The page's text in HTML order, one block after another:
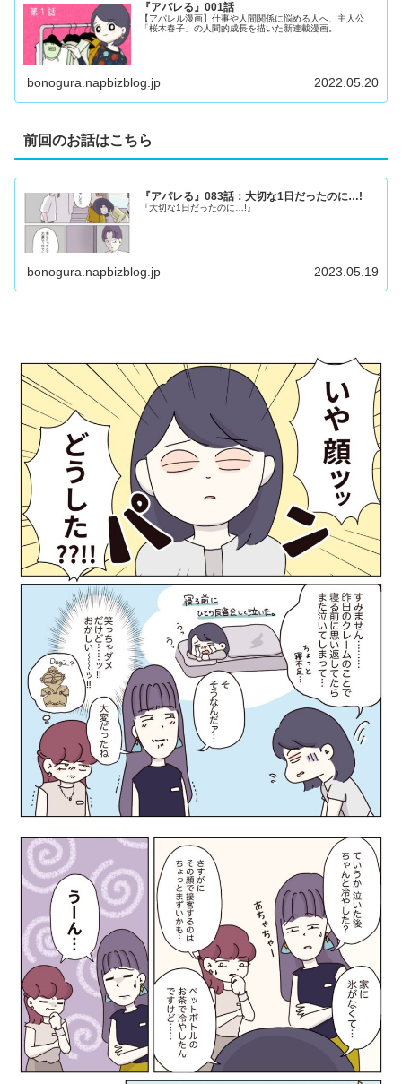
『アパレる』001話
【アパレル漫画】仕事や人間関係に悩める人へ、主人公
「桜木春子」の人間的成長を描いた新連載漫画。
bonogura.napbizblog.jp 2022.05.20
前回のお話はこちら
『アパレる』083話：大切な1日だったのに…!
『大切な1日だったのに…!』
bonogura.napbizblog.jp 2023.05.19